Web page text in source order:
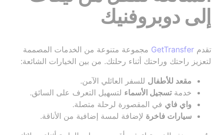
إلى دوبروفنيك
تقدم GetTransfer مجموعة متنوعة من الخدمات المصممة
لتعزيز راحتك وراحتك أثناء رحلتك. من بين الخيارات الشائعة:
مقعد للأطفال للسفر العائلي الآمن.
خدمةتسجيل الأسماء لتسهيل التعرف على السائق.
واي فاي في المقصورة لرحلة متصلة.
سيارات فاخرة لإضافة لمسة إضافية من الأناقة.